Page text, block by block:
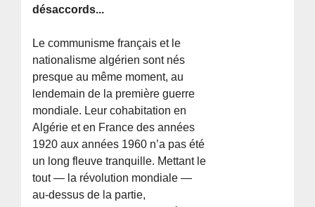
désaccords...
Le communisme français et le
nationalisme algérien sont nés
presque au même moment, au
lendemain de la première guerre
mondiale. Leur cohabitation en
Algérie et en France des années
1920 aux années 1960 n’a pas été
un long fleuve tranquille. Mettant le
tout — la révolution mondiale —
au-dessus de la partie,